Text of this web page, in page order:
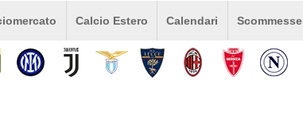
Calcio Estero Calendari Scommesse